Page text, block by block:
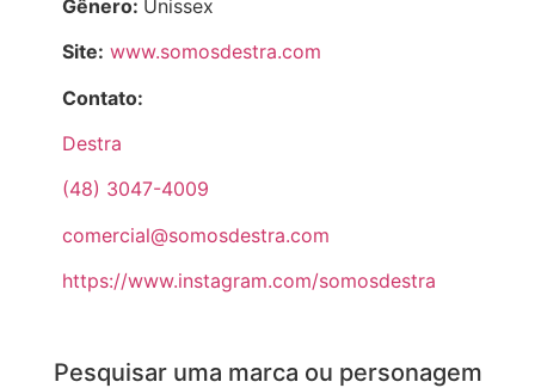
Gênero: Unissex
Site: www.somosdestra.com
Contato:
Destra
(48) 3047-4009
comercial@somosdestra.com
https://www.instagram.com/somosdestra
Pesquisar uma marca ou personagem